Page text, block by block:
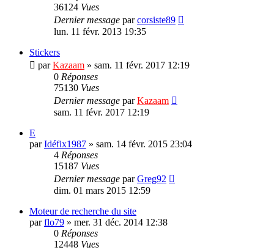
36124 Vues
Dernier message parcorsiste89
lun. 11 févr. 2013 19:35
Stickers
parKazaam » sam. 11 févr. 2017 12:19
0 Réponses
75130 Vues
Dernier message parKazaam
sam. 11 févr. 2017 12:19
E
parIdéfix1987 » sam. 14 févr. 2015 23:04
4 Réponses
15187 Vues
Dernier message parGreg92
dim. 01 mars 2015 12:59
Moteur de recherche du site
parflo79 » mer. 31 déc. 2014 12:38
0 Réponses
12448 Vues